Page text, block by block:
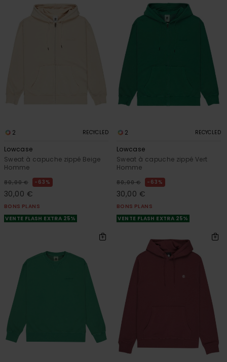
2 RECYCLED
Lowcase
Sweat à capuche zippé Beige
Homme
80,00 € 63%
30,00 €
BONS PLANS
VENTE FLASH EXTRA 25%
2 RECYCLED
Lowcase
Sweat à capuche zippé Vert
Homme
80,00 € 63%
30,00 €
BONS PLANS
VENTE FLASH EXTRA 25%